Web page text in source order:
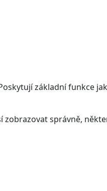
základní funkce
zobrazovat správně,